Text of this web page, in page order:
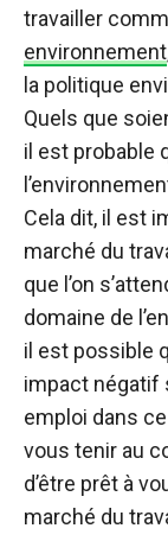
travailler
environnement
la politique
Quels que
il est probable
Cela dit, il est
marché du
que l’on
domaine de
il est possible
impact négatif
emploi dans
vous tenir au
d’être prêt à
marché du